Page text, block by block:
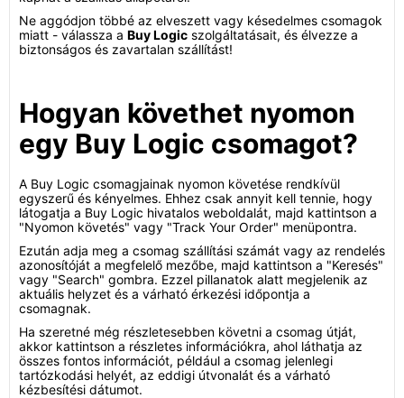
Ne aggódjon többé az elveszett vagy késedelmes csomagok
miatt - válassza a Buy Logic szolgáltatásait, és élvezze a
biztonságos és zavartalan szállítást!
Hogyan követhet nyomon
egy Buy Logic csomagot?
A Buy Logic csomagjainak nyomon követése rendkívül
egyszerű és kényelmes. Ehhez csak annyit kell tennie, hogy
látogatja a Buy Logic hivatalos weboldalát, majd kattintson a
"Nyomon követés" vagy "Track Your Order" menüpontra.
Ezután adja meg a csomag szállítási számát vagy az rendelés
azonosítóját a megfelelő mezőbe, majd kattintson a "Keresés"
vagy "Search" gombra. Ezzel pillanatok alatt megjelenik az
aktuális helyzet és a várható érkezési időpontja a
csomagnak.
Ha szeretné még részletesebben követni a csomag útját,
akkor kattintson a részletes információkra, ahol láthatja az
összes fontos információt, például a csomag jelenlegi
tartózkodási helyét, az eddigi útvonalát és a várható
kézbesítési dátumot.